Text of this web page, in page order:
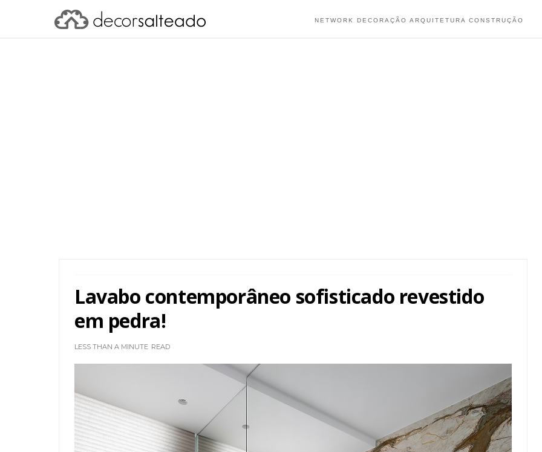
NETWORK DECORAÇÃO ARQUITETURA CONSTRUÇÃO
Lavabo contemporâneo sofisticado revestido
em pedra!
LESS THAN A MINUTE READ